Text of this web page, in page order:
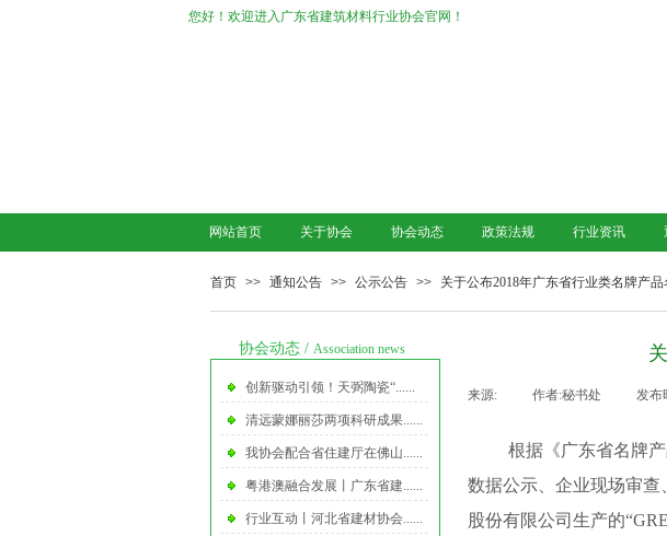
您好！欢迎进入广东省建筑材料行业协会官网！
网站首页 关于协会 协会动态 政策法规 行业资讯
首页 >> 通知公告 >> 公示公告 >> 关于公布2018年广东省行业类名牌产
来源: 作者:秘书处 发布
根据《广东省名牌
数据公示、企业现场审
股份有限公司生产的“
协会动态 / Association news
创新驱动引领！天弼陶瓷“......
清远蒙娜丽莎两项科研成果......
我协会配合省住建厅在佛山......
粤港澳融合发展丨广东省建......
行业互动丨河北省建材协会......